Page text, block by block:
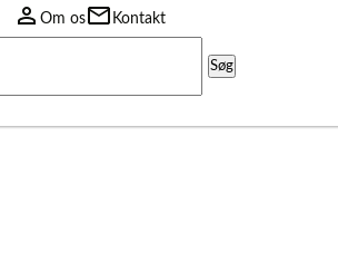
Om os Kontakt